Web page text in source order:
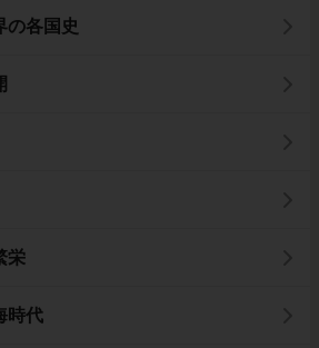
の各国史
栄
時代